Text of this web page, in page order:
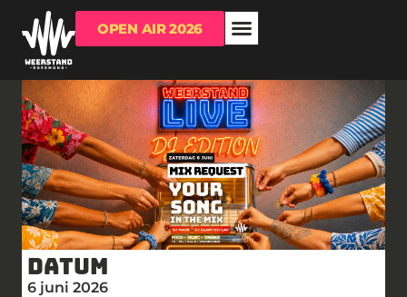
OPEN AIR 2026
Datum
6 juni 2026